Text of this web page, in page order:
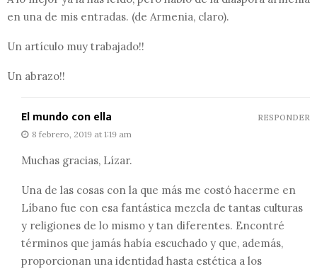
en una de mis entradas. (de Armenia, claro).
Un artículo muy trabajado!!
Un abrazo!!
El mundo con ella
8 febrero, 2019 at 1:19 am
Muchas gracias, Lízar.
Una de las cosas con la que más me costó hacerme en
Líbano fue con esa fantástica mezcla de tantas culturas
y religiones de lo mismo y tan diferentes. Encontré
términos que jamás había escuchado y que, además,
proporcionan una identidad hasta estética a los
RESPONDER